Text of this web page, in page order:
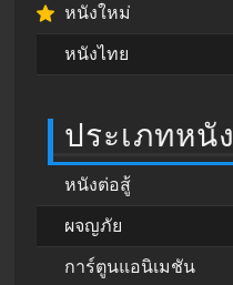
หนังใหม่
หนังไทย
ประเภทหนัง
หนังต่อสู้
ผจญภัย
การ์ตูนแอนิเมชัน